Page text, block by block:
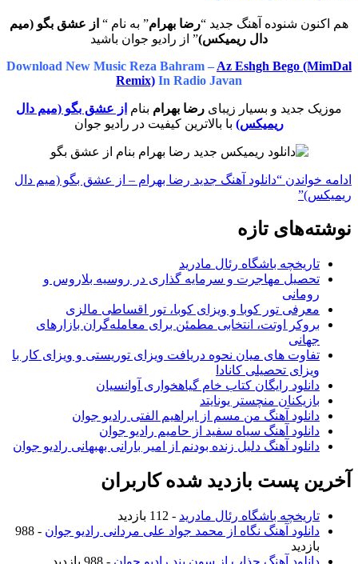
هم اکنون شنوده آهنگ جدید “رضا بهرام” به نام “ از عشق بگو (میم
دال ریمیکس)” از رادیو جوان باشید
Download New Music Reza Bahram – Az Eshgh Bego (MimDal
Remix) In Radio Javan
موزیک جدید و بسیار زیبای رضا بهرام بنام از عشق بگو (میم دال
ریمیکس) با بالاترین کیفیت در رادیو جوان
ادامه خواندن “دانلود آهنگ جدید رضا بهرام – از عشق بگو (میم دال
ریمیکس)”
نوشته‌های تازه
تاریخچه باشگاه رئال مادرید
تحصیل مهاجرت و سرمایه گذاری در روسیه بلاروس و
رومانی
معرفی تور کوبا و ویزای کوبا، تور اقساطی مالزی
بروکر اوتت، انتخابی مطمئن برای معامله‌گران بازارهای
جهانی
تفاوت های میان نحوه دریافت ویزای توریستی و ویزای کار با
ویزای تحصیلی کانادا
دانلود رایگان کتاب خام گیاهخواری آوانسیان
بازیکنان منچستر یونایتد
دانلود آهنگ من مسم از ابراهیم الفتی رادیو جوان
دانلود آهنگ سیاه سفید از حامیم رادیو جوان
دانلود آهنگ دلیل زنده بودنم از امیر بارانی بهبهانی رادیو جوان
آخرین پست بازدید شده کاربران
تاریخچه باشگاه رئال مادرید - 112 بازدید
دانلود آهنگ نگاه از محمد جواد علی مردانی رادیو جوان
- 988
بازدید